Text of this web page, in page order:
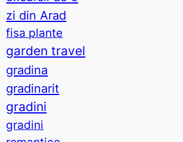
zi din Arad
fisa plante
garden travel
gradina
gradinarit
gradini
gradini